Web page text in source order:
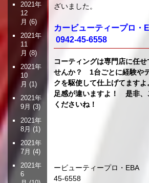
ざいました。
カービューティープロ・
0942-45-6558
コーティングは専門店に任せ
せんか？ 1台ごとに経験や
クを駆使して仕上げてます
足感が違いますよ！ 是非、
くださいね！
ービューティープロ・EBA
45-6558
2021年
12
月 (6)
2021年
11
月 (8)
2021年
10
月 (1)
2021年
9月 (3)
2021年
8月 (1)
2021年
7月 (4)
2021年
6